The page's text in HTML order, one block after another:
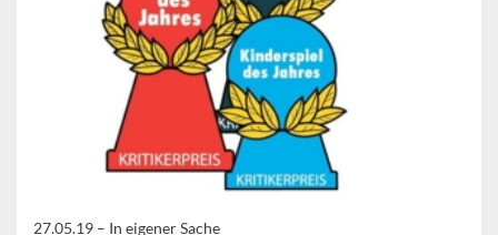
27.05.19 – In eigener Sache